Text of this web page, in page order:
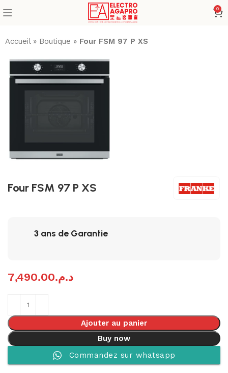
0
Accueil» Boutique » Four FSM 97 P XS
Four FSM 97 P XS
3 ans de Garantie
د.م.7,490.00
Ajouter au panier
Buy now
Commandez sur whatsapp